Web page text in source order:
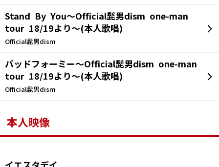
Stand By You～Official髭男dism one-man
tour 18/19より～(本人歌唱)
Official髭男dism
バッドフォーミー～Official髭男dism one-man
tour 18/19より～(本人歌唱)
Official髭男dism
本人映像